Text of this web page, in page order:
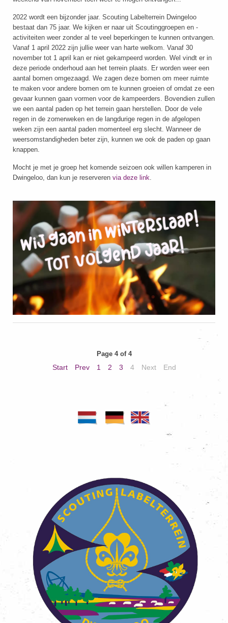
2022 wordt een bijzonder jaar. Scouting Labelterrein Dwingeloo
bestaat dan 75 jaar. We kijken er naar uit Scoutinggroepen en -
activiteiten weer zonder al te veel beperkingen te kunnen ontvangen.
Vanaf 1 april 2022 zijn jullie weer van harte welkom. Vanaf 30
november tot 1 april kan er niet gekampeerd worden. Wel vindt er in
deze periode onderhoud aan het terrein plaats. Er worden weer een
aantal bomen omgezaagd. We zagen deze bomen om meer ruimte
te maken voor andere bomen om te kunnen groeien of omdat ze een
gevaar kunnen gaan vormen voor de kampeerders. Bovendien zullen
we een aantal paden op het terrein gaan herstellen. Door de vele
regen in de zomerweken en de langdurige regen in de afgelopen
weken zijn een aantal paden momenteel erg slecht. Wanneer de
weersomstandigheden beter zijn, kunnen we ook de paden op gaan
knappen.
Mocht je met je groep het komende seizoen ook willen kamperen in
Dwingeloo, dan kun je reserveren via deze link.
Page 4 of 4
Start Prev 1 2 3 4 Next End